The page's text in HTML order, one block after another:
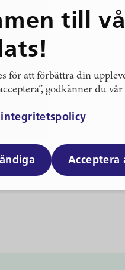
åk kl 11-19.
+ efternamn”.
först till kvarn gäller!
till
för att förbättra din
godkänner du
integritetspolicy
Acceptera